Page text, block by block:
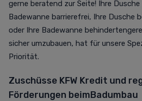
gerne beratend zur Seite! Ihre Dusche
Badewanne barrierefrei, Ihre Dusche
oder Ihre Badewanne
sicher umzubauen, hat für unsere
Priorität.
Zuschüsse KFW Kredit und
Förderungen beimBadumbau